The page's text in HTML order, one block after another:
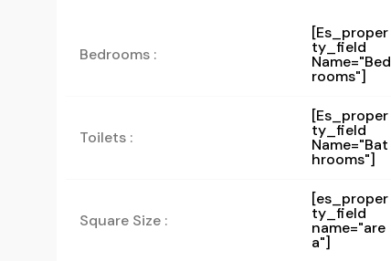
Bedrooms :
[es_proper
Ty_field
Name="bed
Rooms"]
Toilets :
[es_proper
Ty_field
Name="bat
Hrooms"]
Square Size :
[es_proper
ty_field
name="are
a"]